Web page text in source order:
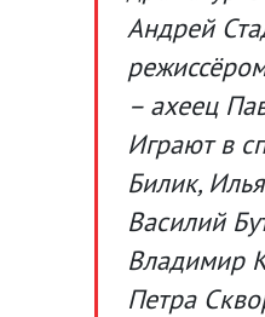
Андрей
– ахеец
Играют в
Билик,
Василий
Владимир
Петра